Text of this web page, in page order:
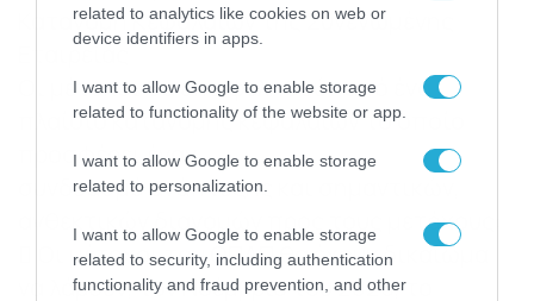
related to analytics like cookies on web or
device identifiers in apps.
I want to allow Google to enable storage
related to functionality of the website or app.
I want to allow Google to enable storage
related to personalization.
I want to allow Google to enable storage
related to security, including authentication
functionality and fraud prevention, and other
Κατανομή Κεφαλαίων της Συνενωμένης
Εταιρείας
Οι μέτοχοι θα επωφεληθούν από ένα
πλαίσιο κατανομής κεφαλαίων το οποίο
προσφέρει έναν
συνδυασμό ανάπτυξης και σημαντικών,
ανθεκτικών διανομών προς τους μετόχους:
 Οι μέτοχοι του ΟΠΑΠ θα έχουν δικαίωμα
να λάβουν, τον Νοέμβριο του 2025, το